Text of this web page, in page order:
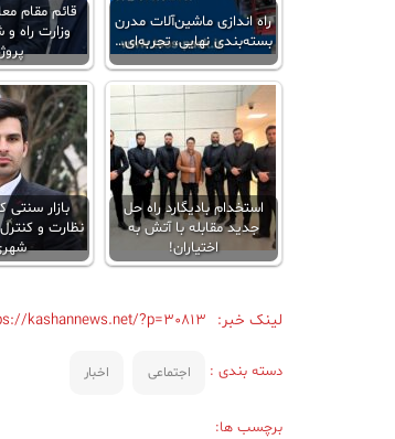
راه اندازی ماشین‌آلات مدرن
بسته‌بندی نهایی، تجربه‌ای…
قائم مقام
وزارت راه
استخدام بادیگارد راه حل
جدید مقابله با آتش به
اختیاران!
بازار
نظارت و
لینک خبر: kashannews.net/?p=30813
دسته بندی : اجتماعی اخبار
برچسب ها: